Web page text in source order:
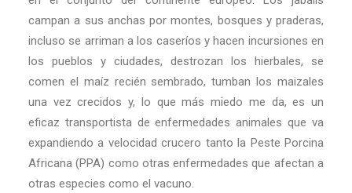
campan a sus anchas por montes, bosques y praderas,
incluso se arriman a los caseríos y hacen incursiones en
los pueblos y ciudades, destrozan los hierbales, se
comen el maíz recién sembrado, tumban los maizales
una vez crecidos y, lo que más miedo me da, es un
eficaz transportista de enfermedades animales que va
expandiendo a velocidad crucero tanto la Peste Porcina
Africana (PPA) como otras enfermedades que afectan a
otras especies como el vacuno.